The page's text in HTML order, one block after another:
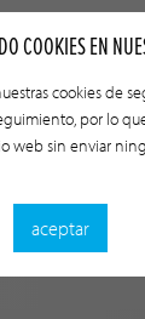
adecuado a
COOKIES EN
cookies de
por lo
web sin enviar
aceptar